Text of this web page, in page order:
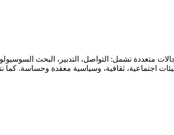
متعددة تشمل: التواصل، التدبير، البحث
اجتماعية، ثقافية، وسياسية معقدة وحساسة. كما نتقن